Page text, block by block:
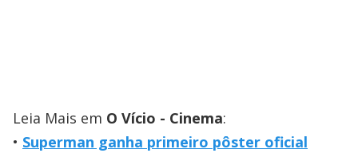
Leia Mais em O Vício - Cinema:
Superman ganha primeiro pôster oficial